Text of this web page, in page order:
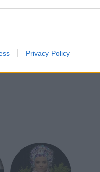
Privacy Policy
század
ad